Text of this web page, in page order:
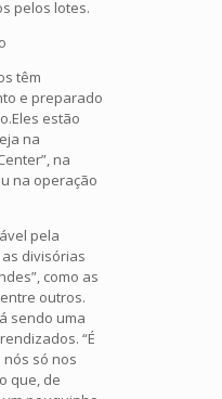
pelos lotes.
têm
e preparado
estão
na
na
na operação
pela
divisórias
como as
outros.
sendo uma
“É
nós só nos
que, de